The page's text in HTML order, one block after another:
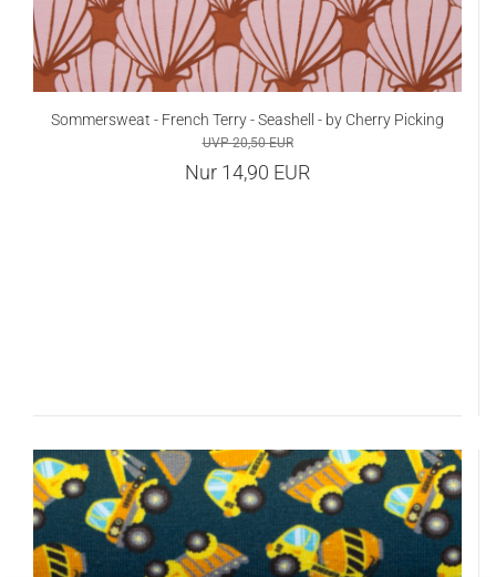
Sommersweat - French Terry - Seashell - by Cherry Picking
UVP 20,50 EUR
Nur 14,90 EUR